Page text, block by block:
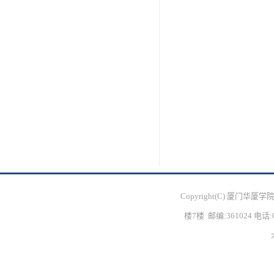
Copyright(C) 厦门华厦学
楼7楼 邮编:361024 电话